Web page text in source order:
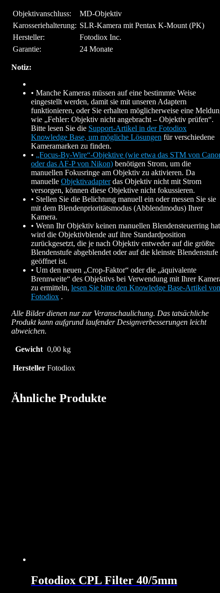
Objektivanschluss:
MD-Objektiv
Karosseriehalterung: SLR-Kamera mit Pentax K-Mount (PK)
Hersteller:
Fotodiox Inc.
Garantie:
24 Monate
Notiz:
• Manche Kameras müssen auf eine bestimmte Weise
eingestellt werden, damit sie mit unseren Adaptern
funktionieren, oder Sie erhalten möglicherweise eine
wie „Fehler: Objektiv nicht angebracht – Objektiv prüfen“.
Bitte lesen Sie die Support-Artikel in der Fotodiox
Knowledge Base, um mögliche Lösungen für verschiedene
Kameramarken zu finden.
• „Focus-By-Wire“-Objektive (wie etwa das STM von
oder das AF-P von Nikon) benötigen Strom, um die
manuellen Fokusringe am Objektiv zu aktivieren. Da
manuelle Objektivadapterdas Objektiv nicht mit Strom
versorgen, können diese Objektive nicht fokussieren.
• Stellen Sie die Belichtung manuell ein oder messen Sie sie
mit dem Blendenprioritätsmodus (Abblendmodus) Ihrer
Kamera.
• Wenn Ihr Objektiv keinen manuellen Blendensteuerring
wird die Objektivblende auf ihre Standardposition
zurückgesetzt, die je nach Objektiv entweder auf die größte
Blendenstufe abgeblendet oder auf die kleinste Blendenstufe
geöffnet ist.
• Um den neuen „Crop-Faktor“ oder die „äquivalente
Brennweite“ des Objektivs bei Verwendung mit Ihrer
zu ermitteln, lesen Sie bitte den Knowledge Base-Artikel von
Fotodiox .
Alle Bilder dienen nur zur Veranschaulichung. Das tatsächliche
Produkt kann aufgrund laufender Designverbesserungen leicht
abweichen.
Gewicht 0,00 kg
Hersteller Fotodiox
Ähnliche Produkte
Fotodiox CPL Filter 40/5mm